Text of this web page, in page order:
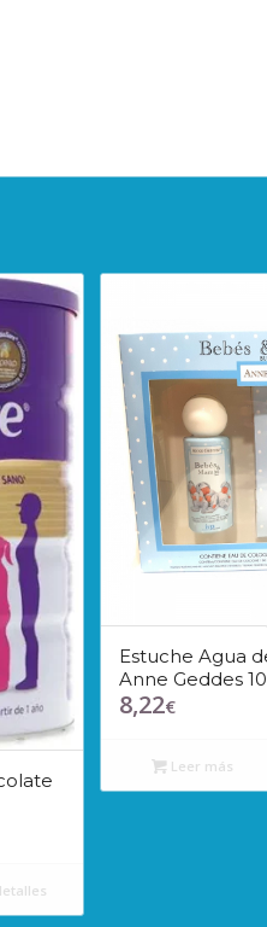
Estuche Agua
Anne Geddes
8,22€
Leer más